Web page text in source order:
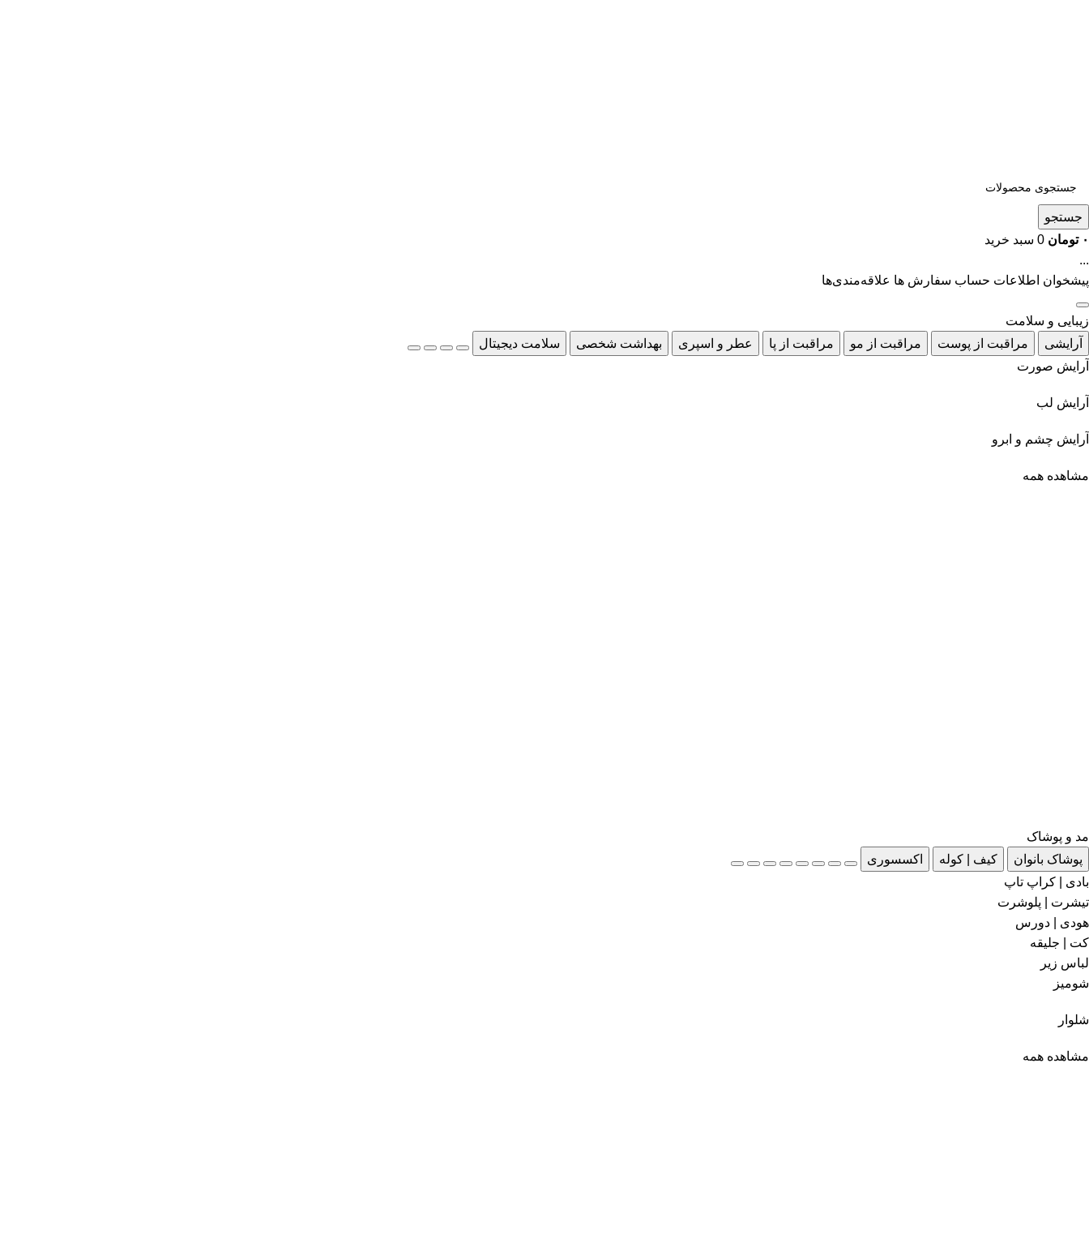
جستجو
۰ تومان 0 سبد خرید
...
پیشخوان اطلاعات حساب سفارش ها علاقه‌مندی‌ها
زیبایی و سلامت
آرایشی
مراقبت از پوست مراقبت از مو مراقبت از پا عطر و اسپری بهداشت شخصی
سلامت دیجیتال
آرایش صورت
آرایش لب
آرایش چشم و ابرو
مشاهده همه
مد و پوشاک
پوشاک بانوان
کیف | کوله
اکسسوری
بادی | کراپ تاپ
تیشرت | پلوشرت
هودی | دورس
کت | جلیقه
لباس زیر
شومیز
شلوار
مشاهده همه